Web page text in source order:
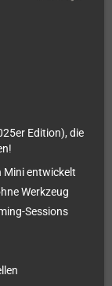
Edition), die
Mini entwickelt
Werkzeug
Sessions